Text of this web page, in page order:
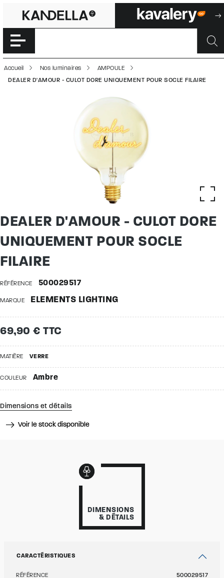
DEALER
Accéder directement au contenu de la page
Accueil Nos luminaires
AMPOULE
DEALER D'AMOUR - CULOT DORE UNIQUEMENT POUR SOCLE FILAIRE
DEALER D'AMOUR - CULOT DORE
UNIQUEMENT POUR SOCLE
FILAIRE
RÉFÉRENCE 500029517
MARQUE ELEMENTS LIGHTING
69,90 € TTC
MATIÈRE VERRE
COULEUR Ambre
Dimensions et détails
Voir le stock disponible
DIMENSIONS
& DÉTAILS
CARACTÉRISTIQUES
RÉFÉRENCE 500029517